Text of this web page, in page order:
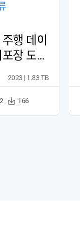
행 데이
장 도로
다
수
166
2023 | 1.83 TB